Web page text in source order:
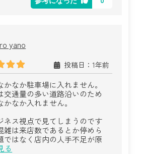
yano
投稿日：1年前
なか駐車場に入れません。
交通量の多い道路沿いのため
なか入れません。
ネス視点で見てしまうのです
雑は来店数であるとか停めら
ではなく店内の人手不足が原
る